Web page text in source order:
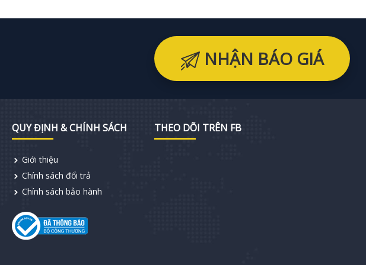
NHẬN BÁO GIÁ
QUY ĐỊNH & CHÍNH SÁCH
Giới thiệu
Chính sách đổi trả
Chính sách bảo hành
THEO DÕI TRÊN FB